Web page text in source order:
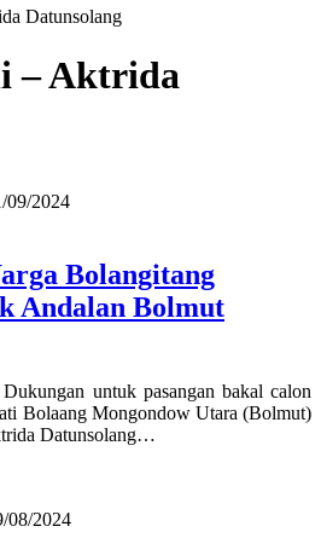
Datunsolang
– Aktrida
09/2024
Bolangitang
Andalan Bolmut
untuk pasangan bakal calon
Bolaang Mongondow Utara (Bolmut)
Datunsolang…
08/2024